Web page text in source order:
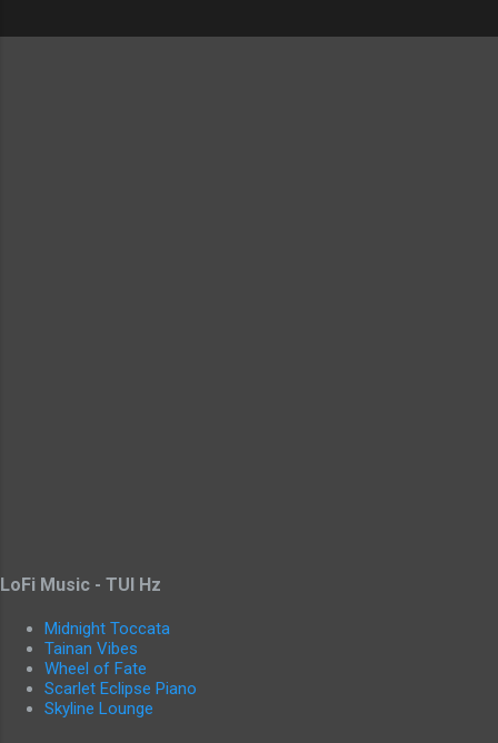
LoFi Music - TUI Hz
Midnight Toccata
Tainan Vibes
Wheel of Fate
Scarlet Eclipse Piano
Skyline Lounge